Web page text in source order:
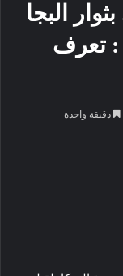
البجا
: تعرف
دقيقة واحدة